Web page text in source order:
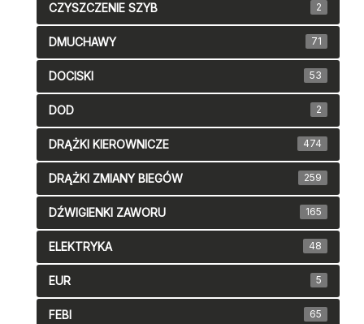
CZYSZCZENIE SZYB 2
DMUCHAWY 71
DOCISKI 53
DOD 2
DRĄŻKI KIEROWNICZE 474
DRĄŻKI ZMIANY BIEGÓW 259
DŹWIGIENKI ZAWORU 165
ELEKTRYKA 48
EUR 5
FEBI 65